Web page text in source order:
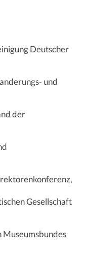
Deutscher
und
der
Gesellschaft
Museumsbundes